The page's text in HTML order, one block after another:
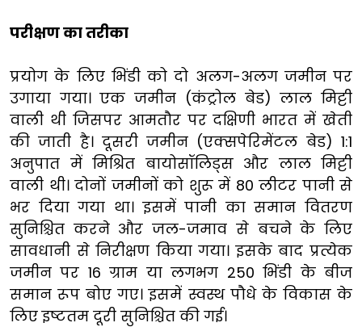
परीक्षण का तरीका
प्रयोग के लिए भिंडी को दो अलग-अलग जमीन पर
उगाया गया। एक जमीन (कंट्रोल बेड) लाल मिट्टी
वाली थी जिसपर आमतौर पर दक्षिणी भारत में खेती
की जाती है। दूसरी जमीन (एक्सपेरिमेंटल बेड) 1:1
अनुपात में मिश्रित बायोसॉलिड्स और लाल मिट्टी
वाली थी। दोनों जमीनों को शुरू में 80 लीटर पानी से
भर दिया गया था। इसमें पानी का समान वितरण
सुनिश्चित करने और जल-जमाव से बचने के लिए
सावधानी से निरीक्षण किया गया। इसके बाद प्रत्येक
जमीन पर 16 ग्राम या लगभग 250 भिंडी के बीज
समान रूप बोए गए। इसमें स्वस्थ पौधे के विकास के
लिए इष्टतम दूरी सुनिश्चित की गई।